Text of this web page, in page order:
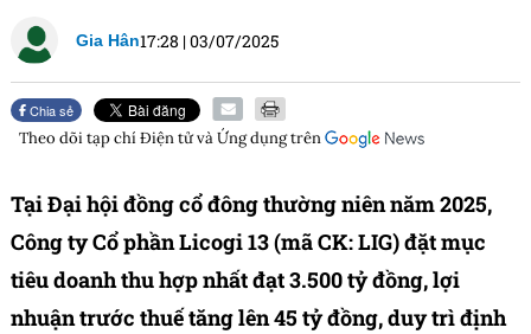
Gia Hân17:28 |03/07/2025
Chia sẻ
Theo dõi tạp chíĐiện tử và Ứng dụngtrên
Tại Đại hội đồng cổ đông thường niên năm 2025,
Công ty Cổ phần Licogi 13 (mã CK: LIG) đặt mục
tiêu doanh thu hợp nhất đạt 3.500 tỷ đồng, lợi
nhuận trước thuế tăng lên 45 tỷ đồng, duy trì định